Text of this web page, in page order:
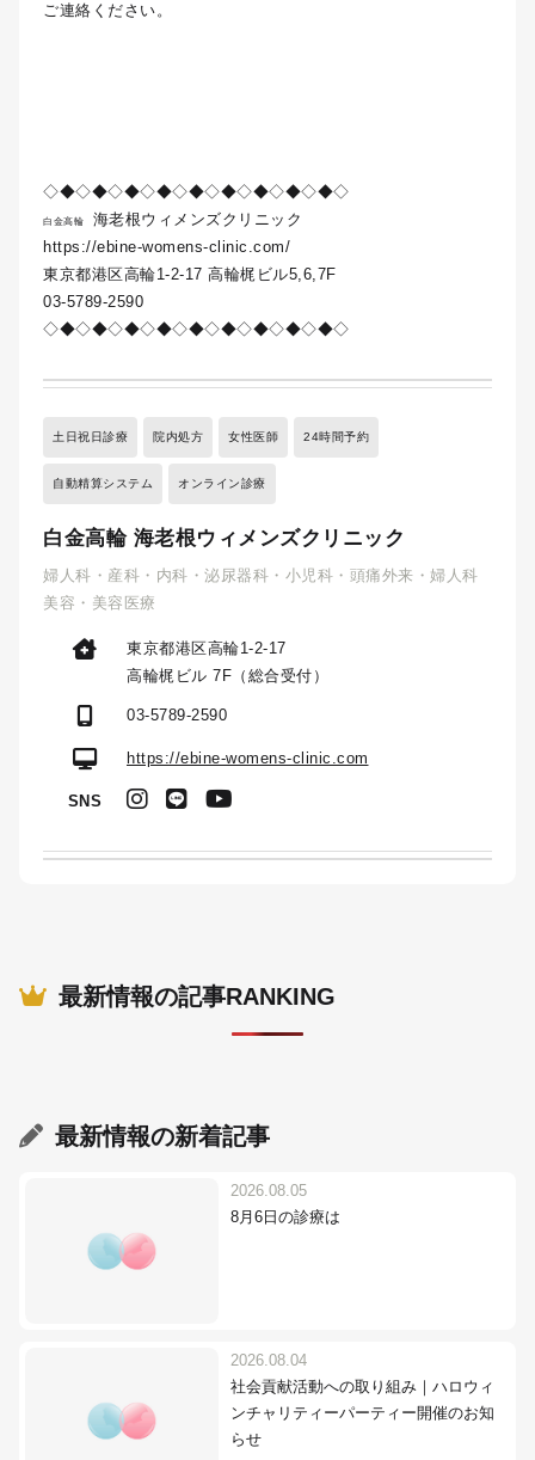
ご連絡ください。
◇◆◇◆◇◆◇◆◇◆◇◆◇◆◇◆◇◆◇
白金高輪
海老根ウィメンズクリニック
https://ebine-womens-clinic.com/
東京都港区高輪1-2-17 高輪梶ビル5,6,7F
03-5789-2590
◇◆◇◆◇◆◇◆◇◆◇◆◇◆◇◆◇◆◇
土日祝日診療 院内処方 女性医師 24時間予約
自動精算システム オンライン診療
白金高輪 海老根ウィメンズクリニック
婦人科・産科・内科・泌尿器科・小児科・頭痛外来・婦人科
美容・美容医療
東京都港区高輪1-2-17
高輪梶ビル 7F（総合受付）
03-5789-2590
https://ebine-womens-clinic.com
SNS
最新情報の記事RANKING
最新情報の新着記事
2026.08.05
8月6日の診療は
2026.08.04
社会貢献活動への取り組み｜ハロウィ
ンチャリティーパーティー開催のお知
らせ